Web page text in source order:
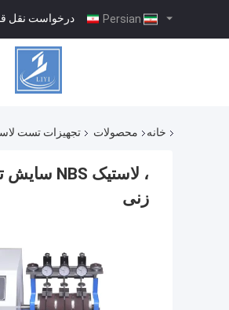
درخواست نقل
خانه محصولات تجهیزات تست
زنی